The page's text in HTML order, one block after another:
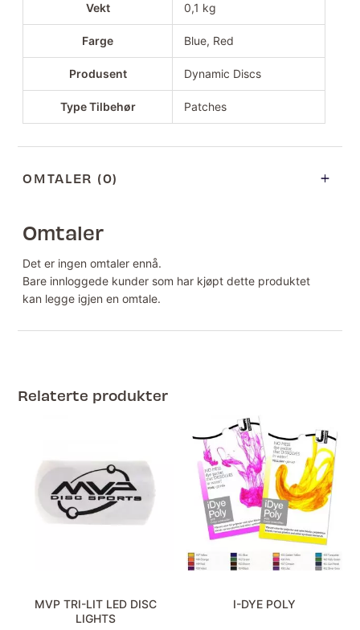
Vekt 0,1 kg
Farge Blue, Red
Produsent Dynamic Discs
Type Tilbehør Patches
OMTALER (0)
Omtaler
Det er ingen omtaler ennå.
Bare innloggede kunder som har kjøpt dette produktet
kan legge igjen en omtale.
Relaterte produkter
MVP TRI-LIT LED DISC
LIGHTS
I-DYE POLY